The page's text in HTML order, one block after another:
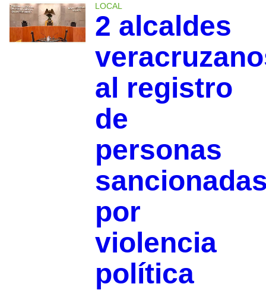
LOCAL
2 alcaldes
al registro
de
personas
por
violencia
política